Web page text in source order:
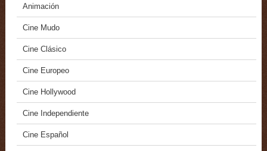
Animación
Cine Mudo
Cine Clásico
Cine Europeo
Cine Hollywood
Cine Independiente
Cine Español